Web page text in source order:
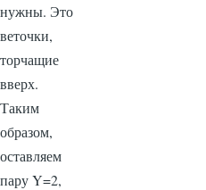
нужны. Это
веточки,
торчащие
вверх.
Таким
образом,
оставляем
пару Y=2,